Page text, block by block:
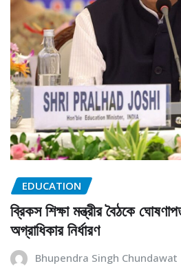
EDUCATION
ব্রিকস শিক্ষা মন্ত্রীর বৈঠকে
অগ্রাধিকার নির্ধারণ
Bhupendra Singh Chundawat